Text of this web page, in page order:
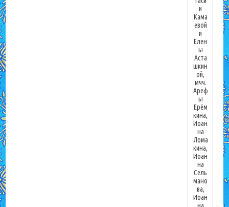
и
Кама
евой
и
Елен
ы
Аста
шкин
ой,
мчч.
Ареф
ы
Ерём
кина,
Иоан
на
Лома
кина,
Иоан
на
Сель
мано
ва,
Иоан